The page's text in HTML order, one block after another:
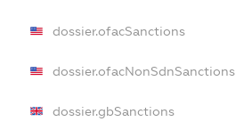
dossier.ofacSanctions
dossier.ofacNonSdnSanctions
dossier.gbSanctions